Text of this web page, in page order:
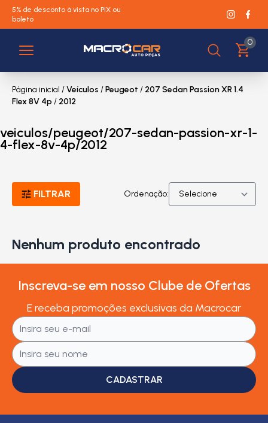
5% de desconto à vista no PIX ou
boleto
0
Página inicial /Veículos /Peugeot / 207 Sedan Passion XR 1.4
Flex 8V 4p/ 2012
veiculos/peugeot/207-sedan-passion-xr-1-
4-flex-8v-4p/2012
FILTRAR Ordenação:
Nenhum produto encontrado
Inscreva-se em nosso Clube de Ofertas
E receba promoções exclusivas da Macrocar
CADASTRAR